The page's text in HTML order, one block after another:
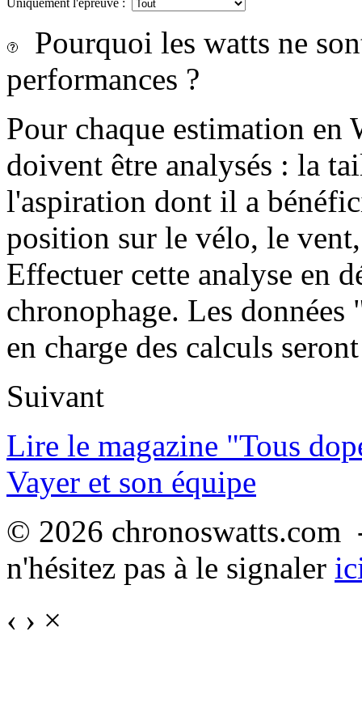
Uniquement l'épreuve :
Pourquoi les watts ne
performances ?
Pour chaque estimation en
doivent être analysés : la
l'aspiration dont il a
position sur le vélo, le
Effectuer cette analyse en
chronophage. Les
en charge des calculs
Suivant
Lire le magazine "Tous
Vayer et son équipe
© 2026
n'hésitez pas à le signaler
‹ › ×